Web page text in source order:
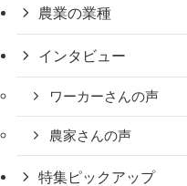
農業の業種
インタビュー
ワーカーさんの声
農家さんの声
特集ピックアップ